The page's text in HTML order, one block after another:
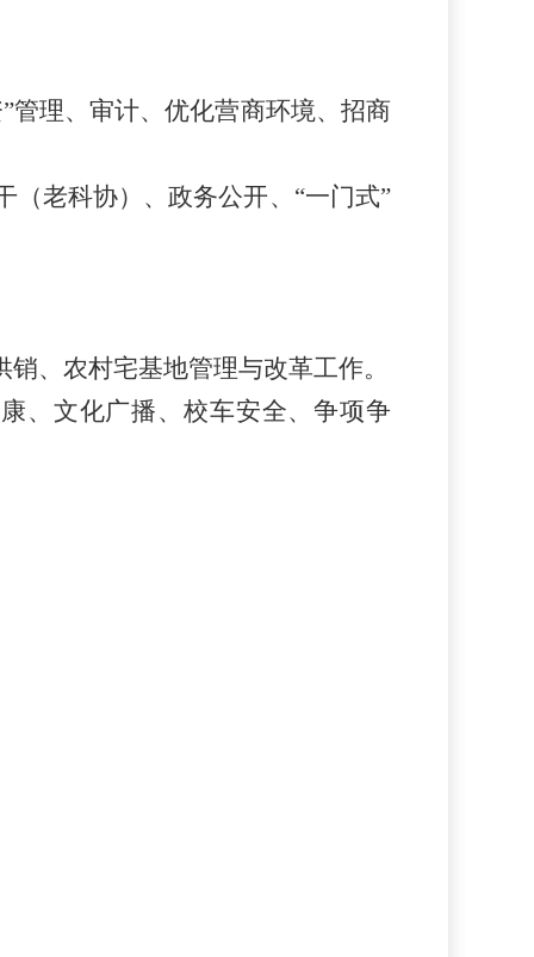
管理、审计、优化营商环境、招商
（老科协）、政务公开、 “一门式”
销、农村宅基地管理与改革工作。
、文化广播、校车安全、争项争